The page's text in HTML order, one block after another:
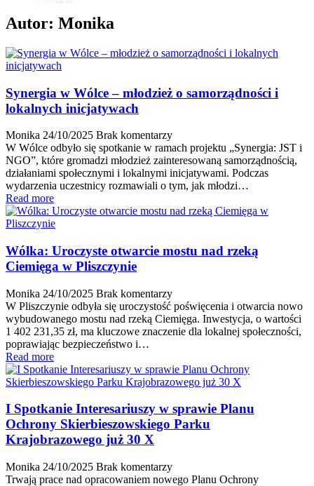
Autor: Monika
Synergia w Wólce – młodzież o samorządności i
lokalnych inicjatywach
Monika 24/10/2025 Brak komentarzy
W Wólce odbyło się spotkanie w ramach projektu „Synergia: JST i
NGO”, które gromadzi młodzież zainteresowaną samorządnością,
działaniami społecznymi i lokalnymi inicjatywami. Podczas
wydarzenia uczestnicy rozmawiali o tym, jak młodzi…
Read more
Wólka: Uroczyste otwarcie mostu nad rzeką
Ciemięga w Pliszczynie
Monika 24/10/2025 Brak komentarzy
W Pliszczynie odbyła się uroczystość poświęcenia i otwarcia nowo
wybudowanego mostu nad rzeką Ciemięga. Inwestycja, o wartości
1 402 231,35 zł, ma kluczowe znaczenie dla lokalnej społeczności,
poprawiając bezpieczeństwo i…
Read more
I Spotkanie Interesariuszy w sprawie Planu
Ochrony Skierbieszowskiego Parku
Krajobrazowego już 30 X
Monika 24/10/2025 Brak komentarzy
Trwają prace nad opracowaniem nowego Planu Ochrony